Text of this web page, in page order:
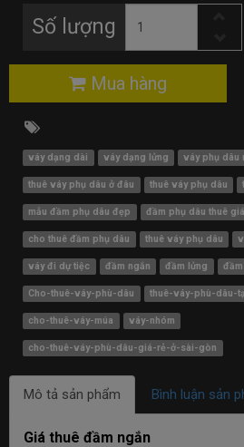
Số lượng
Mua hàng
váy dạng dài váy dạng lửng váy phụ dâu
thuê váy phụ dâu ở đâu thuê váy phụ dâu
mẫu đầm phụ dâu đẹp đầm phụ dâu thuê
cho thuê đầm phụ dâu thuê váy phụ dâu
váy đi dự tiệc đầm ngắn đầm lửng
Cho-thuê-váy-phù-dâu thuê-váy-phù-dâu-
cho-thuê-váy-múa váy-nhóm
cho-thuê-váy-phù-dâu-giá-rẻ-ở-sài-gòn
Mô tả sản phẩm Bình luận sản
Giá thuê đầm ngắn